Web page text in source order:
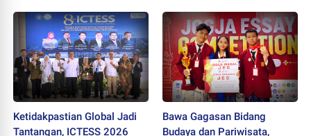
Ketidakpastian Global Jadi
Tantangan, ICTESS 2026
Bawa Gagasan Bidang
Budaya dan Pariwisata,